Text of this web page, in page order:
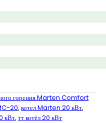
горения Marten Comfort
20, котел Marten 20 кВт,
кВт, тт котёл 20 кВт